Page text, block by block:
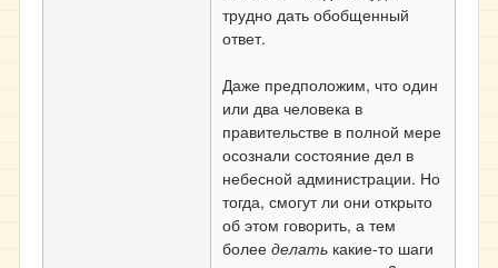
трудно дать обобщенный
ответ.
Даже предположим, что один
или два человека в
правительстве в полной мере
осознали состояние дел в
небесной администрации. Но
тогда, смогут ли они открыто
об этом говорить, а тем
более делать какие-то шаги